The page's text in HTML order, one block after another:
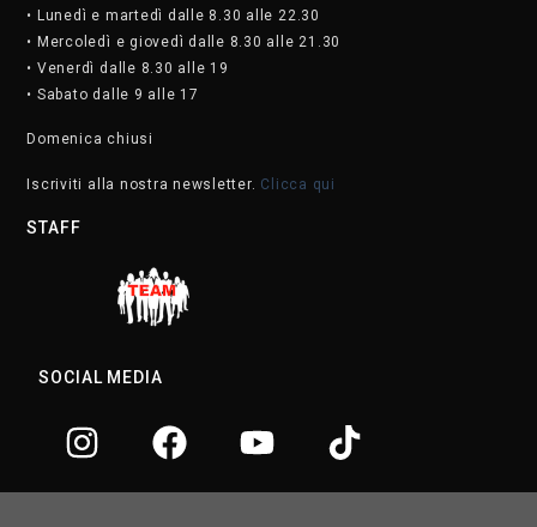
• Lunedì e martedì dalle 8.30 alle 22.30
• Mercoledì e giovedì dalle 8.30 alle 21.30
• Venerdì dalle 8.30 alle 19
• Sabato dalle 9 alle 17
Domenica chiusi
Iscriviti alla nostra newsletter. Clicca qui
STAFF
SOCIAL MEDIA